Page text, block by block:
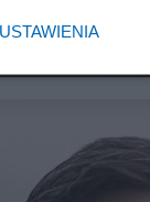
BADANIA I ROZWÓJ
USTAWIENIA